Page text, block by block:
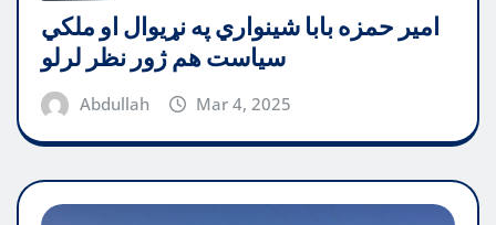
امیر حمزه بابا شینواري په نړیوال او ملکي
سیاست هم ژور نظر لرلو
Abdullah Mar 4, 2025